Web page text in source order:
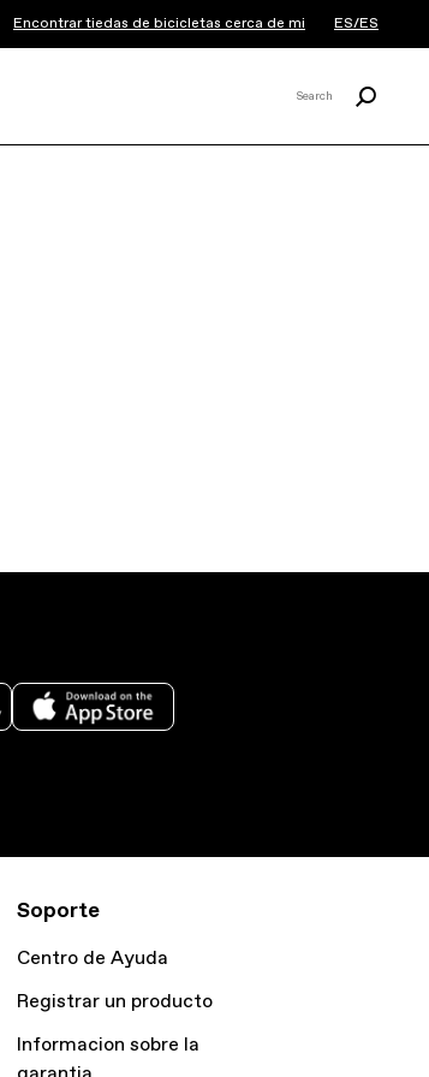
Encontrar tiedas de bicicletas cerca de mi ES/ES
Search
Soporte
Centro de Ayuda
Registrar un producto
Informacion sobre la